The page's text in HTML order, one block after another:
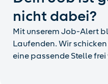
nicht dabei?
Mit unserem Job-Alert
Laufenden. Wir
eine passende Stelle frei